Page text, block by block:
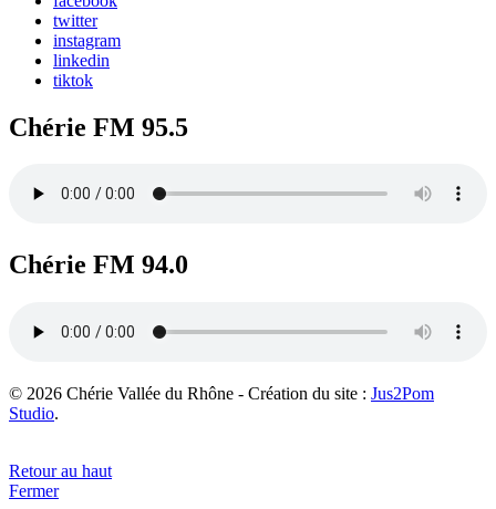
twitter
instagram
linkedin
tiktok
Chérie FM 95.5
Chérie FM 94.0
© 2026 Chérie Vallée du Rhône - Création du site : Jus2Pom
Studio.
Retour au haut
Fermer